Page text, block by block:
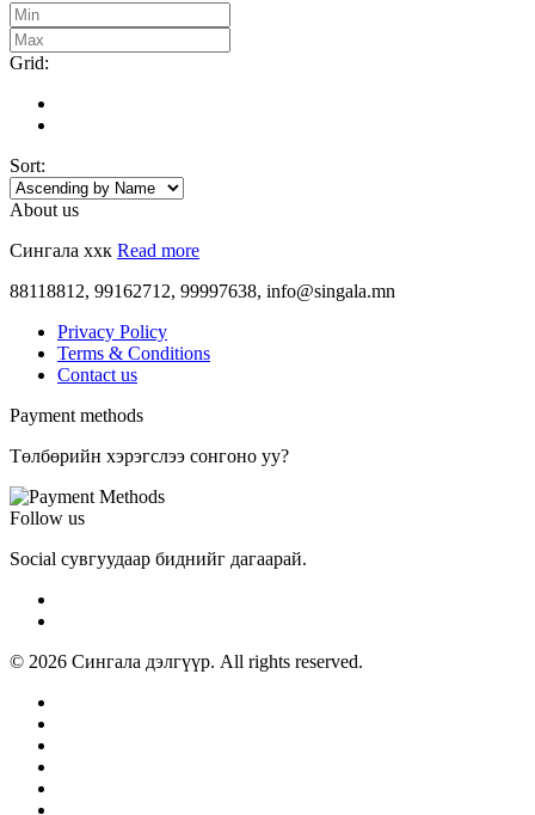
Grid:
Sort:
About us
Сингала ххк Read more
88118812, 99162712, 99997638, info@singala.mn
Privacy Policy
Terms & Conditions
Contact us
Payment methods
Төлбөрийн хэрэгслээ сонгоно уу?
Follow us
Social сувгуудаар биднийг дагаарай.
© 2026 Сингала дэлгүүр. All rights reserved.